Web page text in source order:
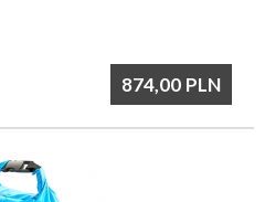
874,00 PLN